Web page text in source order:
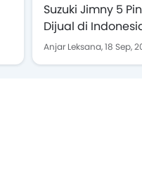
Suzuki Jimny 5
Dijual di
Mulai Rp325 Juta
Anjar Leksana,18 Sep,